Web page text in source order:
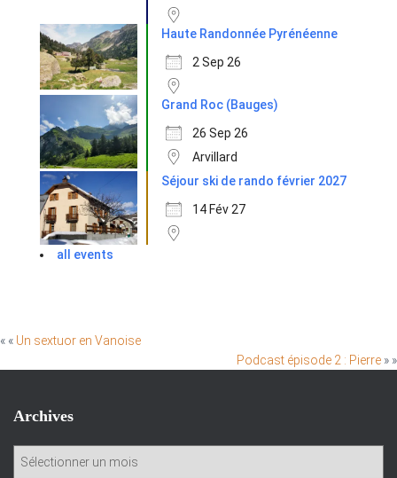
Haute Randonnée Pyrénéenne
2 Sep 26
Grand Roc (Bauges)
26 Sep 26
Arvillard
Séjour ski de rando février 2027
14 Fév 27
all events
« « Un sextuor en Vanoise
Podcast épisode 2 : Pierre » »
Archives